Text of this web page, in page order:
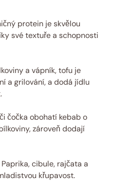
protein je skvělou
své textuře a schopnosti
a vápník, tofu je
a grilování, a dodá jídlu
čočka obohatí kebab o
zároveň dodají
cibule, rajčata a
křupavost.